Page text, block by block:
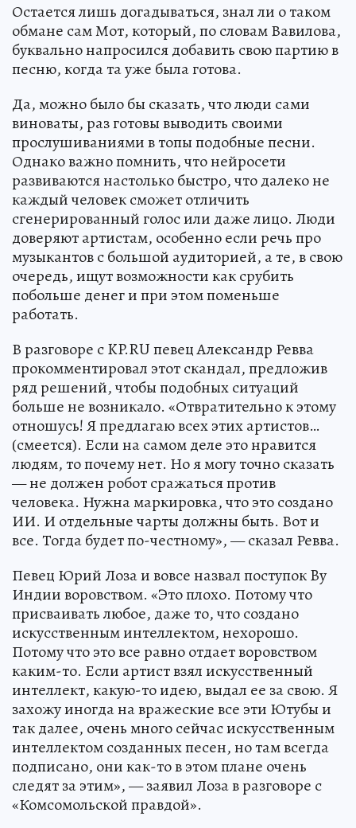
Остается лишь догадываться, знал ли о таком
обмане сам Мот, который, по словам Вавилова,
буквально напросился добавить свою партию в
песню, когда та уже была готова.
Да, можно было бы сказать, что люди сами
виноваты, раз готовы выводить своими
прослушиваниями в топы подобные песни.
Однако важно помнить, что нейросети
развиваются настолько быстро, что далеко не
каждый человек сможет отличить
сгенерированный голос или даже лицо. Люди
доверяют артистам, особенно если речь про
музыкантов с большой аудиторией, а те, в свою
очередь, ищут возможности как срубить
побольше денег и при этом поменьше
работать.
В разговоре с KP.RU певец Александр Ревва
прокомментировал этот скандал, предложив
ряд решений, чтобы подобных ситуаций
больше не возникало. «Отвратительно к этому
отношусь! Я предлагаю всех этих артистов…
(смеется). Если на самом деле это нравится
людям, то почему нет. Но я могу точно сказать
— не должен робот сражаться против
человека. Нужна маркировка, что это создано
ИИ. И отдельные чарты должны быть. Вот и
все. Тогда будет по-честному», — сказал Ревва.
Певец Юрий Лоза и вовсе назвал поступок By
Индии воровством. «Это плохо. Потому что
присваивать любое, даже то, что создано
искусственным интеллектом, нехорошо.
Потому что это все равно отдает воровством
каким-то. Если артист взял искусственный
интеллект, какую-то идею, выдал ее за свою. Я
захожу иногда на вражеские все эти Ютубы и
так далее, очень много сейчас искусственным
интеллектом созданных песен, но там всегда
подписано, они как-то в этом плане очень
следят за этим», — заявил Лоза в разговоре с
«Комсомольской правдой».